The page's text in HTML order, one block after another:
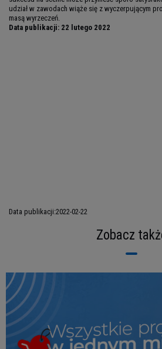
udział w zawodach wiąże się z wyczerpującym
masą wyrzeczeń.
Data publikacji: 22 lutego 2022
Data publikacji:2022-02-22
Zobacz